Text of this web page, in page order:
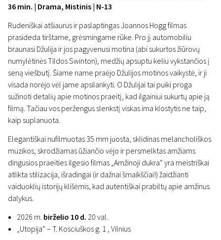
36 min. | Drama, Mistinis | N-13
Rudeniškai atšiaurus ir paslaptingas Joannos Hogg filmas
prasideda tirštame, grėsmingame rūke. Pro jį automobiliu
braunasi Džulija ir jos pagyvenusi motina (abi sukurtos žiūrovų
numylėtinės Tildos Swinton), medžių apsuptu keliu vykstančios į
seną viešbutį. Šiame name praėjo Džulijos motinos vaikystė, ir ji
visada norėjo vėl jame apsilankyti. O Džulijai tai puiki proga
sužinoti detalių apie motinos praeitį, kad ilgainiui sukurtų apie ją
filmą. Tačiau vos peržengus slenkstį viskas ima klostytis ne taip,
kaip suplanuota.
Elegantiškai nufilmuotas 35 mm juosta, sklidinas melancholiškos
muzikos, skrodžiamas ūžiančio vėjo ir persmelktas amžiams
dingusios praeities ilgesio filmas „Amžinoji dukra“ yra meistriškai
atlikta stilizacija, išradingai (ir dažnai šmaikščiai!) žaidžianti
vaiduoklių istorijų klišėmis, kad autentiškai prabiltų apie amžinus
dalykus.
2026 m. birželio 10 d. 20 val.
„Utopija“ – T. Kosciuškos g. 1 , Vilnius